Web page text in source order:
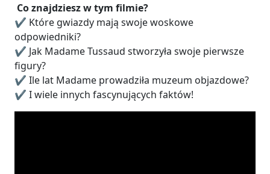
Co znajdziesz w tym filmie?
✔️ Które gwiazdy mają swoje woskowe
odpowiedniki?
✔️ Jak Madame Tussaud stworzyła swoje pierwsze
figury?
✔️ Ile lat Madame prowadziła muzeum objazdowe?
✔️ I wiele innych fascynujących faktów!